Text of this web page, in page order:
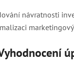
návratnosti